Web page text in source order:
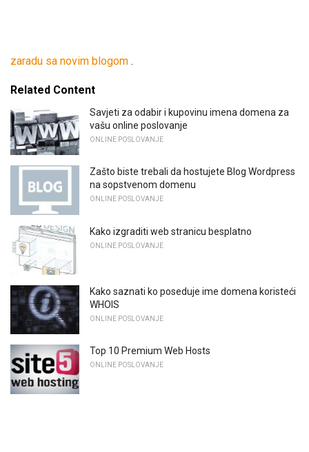
zaradu sa novim blogom .
Related Content
Savjeti za odabir i kupovinu imena domena za
vašu online poslovanje
ONLINE POSLOVANJE
Zašto biste trebali da hostujete Blog Wordpress
na sopstvenom domenu
ONLINE POSLOVANJE
Kako izgraditi web stranicu besplatno
ONLINE POSLOVANJE
Kako saznati ko poseduje ime domena koristeći
WHOIS
ONLINE POSLOVANJE
Top 10 Premium Web Hosts
ONLINE POSLOVANJE